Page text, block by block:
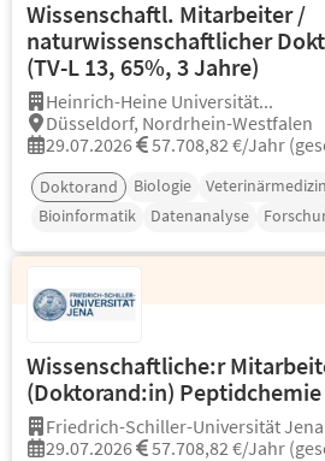
Wissenschaftl. Mitarbeiter /
naturwissenschaftlicher
(TV-L 13, 65%, 3 Jahre)
Heinrich-Heine Universität...
Düsseldorf, Nordrhein-Westfalen
29.07.2026
57.708,82 €/Jahr
Doktorand Biologie Veterinärmedizin
Bioinformatik
Datenanalyse
Wissenschaftliche:r
(Doktorand:in) Peptidchemie
Friedrich-Schiller-Universität Jena
29.07.2026
57.708,82 €/Jahr